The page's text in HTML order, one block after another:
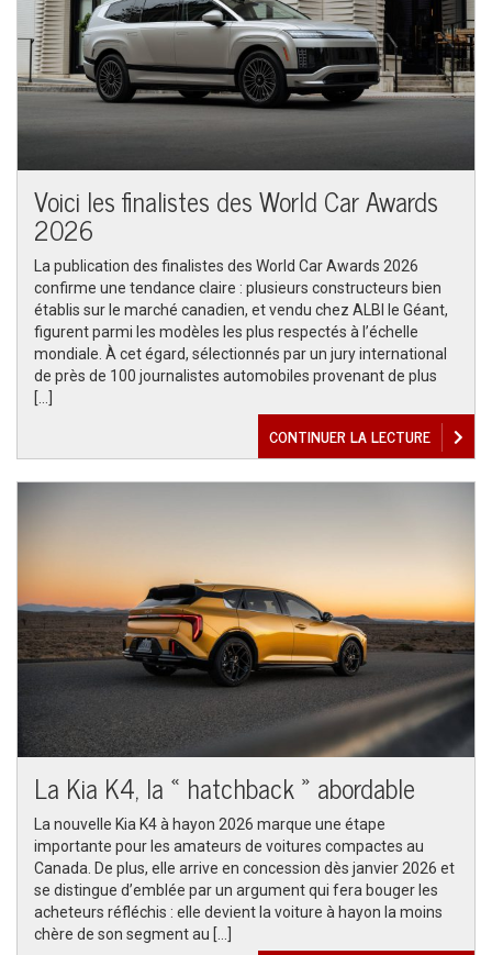
Voici les finalistes des World Car Awards
2026
La publication des finalistes des World Car Awards 2026
confirme une tendance claire : plusieurs constructeurs bien
établis sur le marché canadien, et vendu chez ALBI le Géant,
figurent parmi les modèles les plus respectés à l’échelle
mondiale. À cet égard, sélectionnés par un jury international
de près de 100 journalistes automobiles provenant de plus
[…]
CONTINUER LA LECTURE
La Kia K4, la « hatchback » abordable
La nouvelle Kia K4 à hayon 2026 marque une étape
importante pour les amateurs de voitures compactes au
Canada. De plus, elle arrive en concession dès janvier 2026 et
se distingue d’emblée par un argument qui fera bouger les
acheteurs réfléchis : elle devient la voiture à hayon la moins
chère de son segment au […]